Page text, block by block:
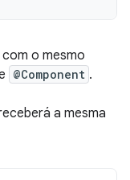
o mesmo
@Component .
a mesma